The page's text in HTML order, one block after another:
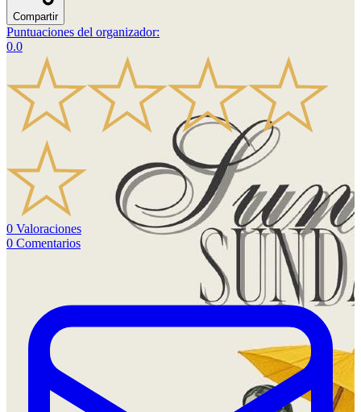
Compartir
Puntuaciones del organizador:
0.0
0 Valoraciones
0 Comentarios